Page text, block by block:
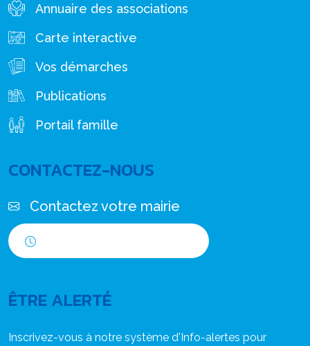
Annuaire des associations
Carte interactive
Vos démarches
Publications
Portail famille
CONTACTEZ-NOUS
Contactez votre mairie
ÊTRE ALERTÉ
Inscrivez-vous à notre système d'Info-alertes pour